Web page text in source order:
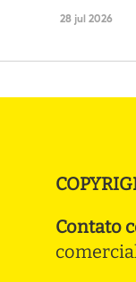
28 jul 2026
Contato